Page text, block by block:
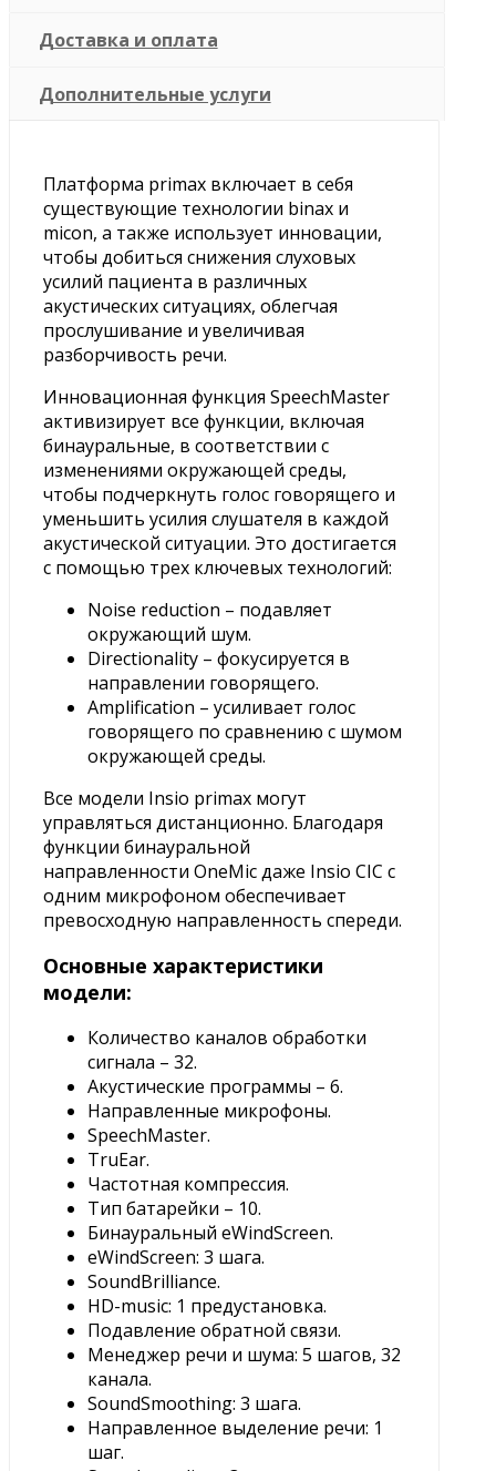
Доставка и оплата
Дополнительные услуги
Платформа primax включает в себя
существующие технологии binax и
micon, а также использует инновации,
чтобы добиться снижения слуховых
усилий пациента в различных
акустических ситуациях, облегчая
прослушивание и увеличивая
разборчивость речи.
Инновационная функция SpeechMaster
активизирует все функции, включая
бинауральные, в соответствии с
изменениями окружающей среды,
чтобы подчеркнуть голос говорящего и
уменьшить усилия слушателя в каждой
акустической ситуации. Это достигается
с помощью трех ключевых технологий:
Noise reduction – подавляет
окружающий шум.
Directionality – фокусируется в
направлении говорящего.
Amplification – усиливает голос
говорящего по сравнению с шумом
окружающей среды.
Все модели Insio primax могут
управляться дистанционно. Благодаря
функции бинауральной
направленности OneMic даже Insio CIC с
одним микрофоном обеспечивает
превосходную направленность спереди.
Основные характеристики
модели:
Количество каналов обработки
сигнала – 32.
Акустические программы – 6.
Направленные микрофоны.
SpeechMaster.
TruEar.
Частотная компрессия.
Тип батарейки – 10.
Бинауральный eWindScreen.
eWindScreen: 3 шага.
SoundBrilliance.
HD-music: 1 предустановка.
Подавление обратной связи.
Менеджер речи и шума: 5 шагов, 32
канала.
SoundSmoothing: 3 шага.
Направленное выделение речи: 1
шаг.